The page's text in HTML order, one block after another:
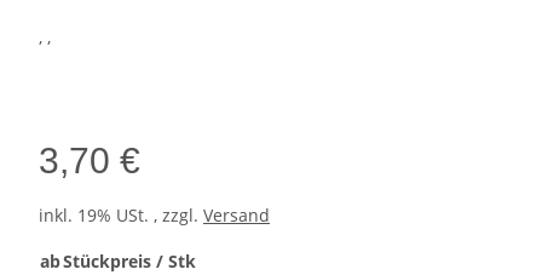
, ,
3,70 €
inkl. 19% USt. , zzgl. Versand
abStückpreis / Stk